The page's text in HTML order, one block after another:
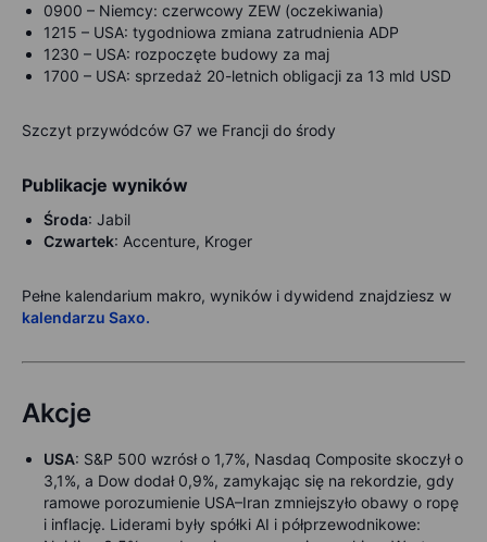
0900 – Niemcy: czerwcowy ZEW (oczekiwania)
1215 – USA: tygodniowa zmiana zatrudnienia ADP
1230 – USA: rozpoczęte budowy za maj
1700 – USA: sprzedaż 20-letnich obligacji za 13 mld USD
Szczyt przywódców G7 we Francji do środy
Publikacje wyników
Środa: Jabil
Czwartek: Accenture, Kroger
Pełne kalendarium makro, wyników i dywidend znajdziesz w
kalendarzu Saxo.
Akcje
USA: S&P 500 wzrósł o 1,7%, Nasdaq Composite skoczył o
3,1%, a Dow dodał 0,9%, zamykając się na rekordzie, gdy
ramowe porozumienie USA–Iran zmniejszyło obawy o ropę
i inflację. Liderami były spółki AI i półprzewodnikowe: